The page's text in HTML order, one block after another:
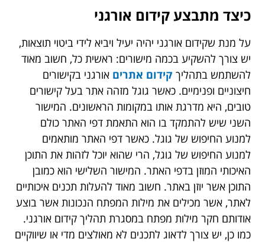
כיצד מתבצע קידום אורגני
על מנת שקידום אורגני יהיה יעיל ויביא לידי ביטוי תוצאות,
יש צורך להשקיע בכמה מישורים: ראשית כל, חשוב מאוד
להשתמש בתהליך קידום אתרים אורגני בקישורים
חיצוניים ופנימיים. כאשר גוגל מזהה אתר בעל קישורים
טובים, היא מדרגת אותו במקומות הראשונים. המישור
השני שיש להתמקד בו הוא התאמת דפי האתר כולם
למנוע החיפוש של גוגל. כאשר דפי האתר מותאמים
למנוע החיפוש של גוגל, הרי שהוא יוכל לזהות את התוכן
האיכותי המוזן בדפי האתר. המישור השלישי הוא כמובן
התוכן אשר יוזן באתר. חשוב מאוד להעלות תכנים איכותיים
לאתר, אשר מכילים את מילות המפתח הנכונות אשר בוצע
אודותם חקר מילות מפתח במסגרת תהליך קידום אורגני.
כמו כן, יש צורך לדאוג לתכנים לא מאולצים מדי או שיווקיים